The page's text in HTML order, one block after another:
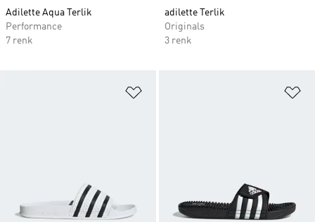
Adilette Aqua Terlik
Performance
7 renk
adilette Terlik
Originals
3 renk